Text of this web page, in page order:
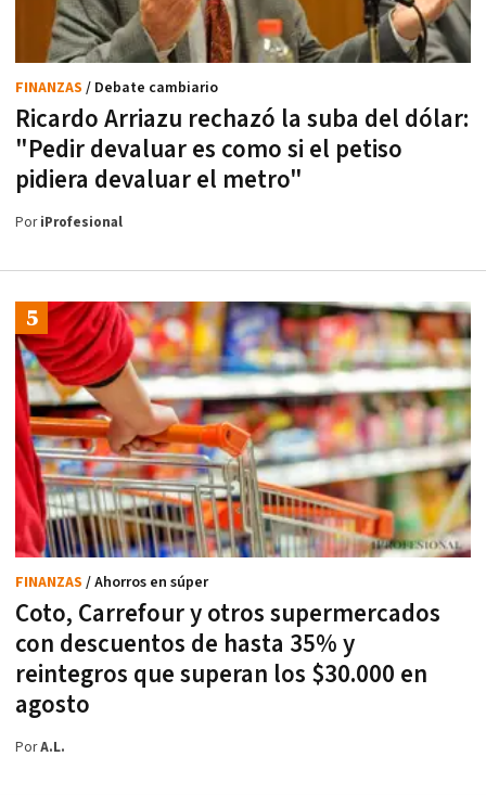
Ricardo Arriazu rechazó la suba del dólar:
"Pedir devaluar es como si el petiso
pidiera devaluar el metro"
FINANZAS / Debate cambiario
PoriProfesional
Coto, Carrefour y otros supermercados
con descuentos de hasta 35% y
reintegros que superan los $30.000 en
agosto
FINANZAS / Ahorros en súper
PorA.L.